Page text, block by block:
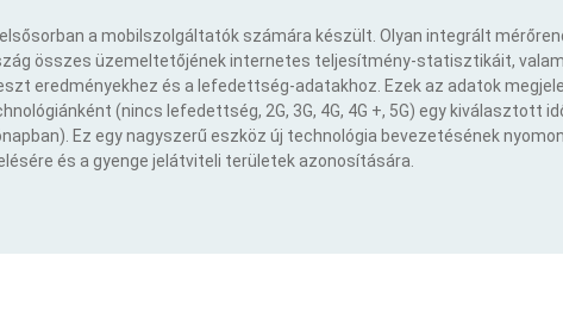
elsősorban a mobilszolgáltatók számára készült. Olyan integrált
összes üzemeltetőjének internetes teljesítmény-statisztikáit,
eredményekhez és a lefedettség-adatakhoz. Ezek az adatok
(nincs lefedettség, 2G, 3G, 4G, 4G +, 5G) egy kiválasztott
Ez egy nagyszerű eszköz új technológia bevezetésének
és a gyenge jelátviteli területek azonosítására.